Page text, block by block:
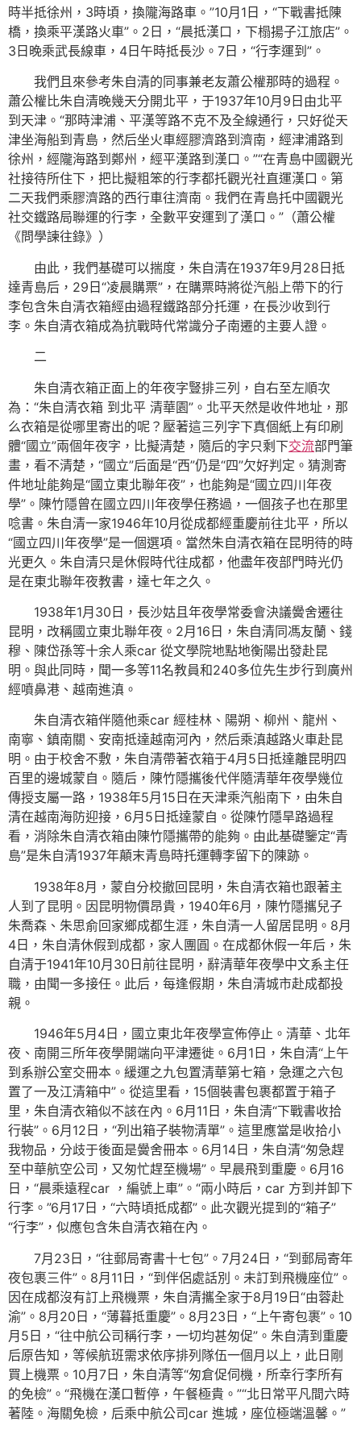
時半抵徐州，3時頃，換隴海路車。”10月1日，“下戰書抵陳
橋，換乘平漢路火車”。2日，“晨抵漢口，下榻揚子江旅店”。
3日晚乘武長線車，4日午時抵長沙。7日，“行李運到”。
我們且來參考朱自清的同事兼老友蕭公權那時的過程。
蕭公權比朱自清晚幾天分開北平，于1937年10月9日由北平
到天津。“那時津浦、平漢等路不克不及全線通行，只好從天
津坐海船到青島，然后坐火車經膠濟路到濟南，經津浦路到
徐州，經隴海路到鄭州，經平漢路到漢口。”“在青島中國觀光
社接待所住下，把比擬粗笨的行李都托觀光社直運漢口。第
二天我們乘膠濟路的西行車往濟南。我們在青島托中國觀光
社交鐵路局聯運的行李，全數平安運到了漢口。”（蕭公權
《問學諫往錄》）
由此，我們基礎可以揣度，朱自清在1937年9月28日抵
達青島后，29日“凌晨購票”，在購票時將從汽船上帶下的行
李包含朱自清衣箱經由過程鐵路部分托運，在長沙收到行
李。朱自清衣箱成為抗戰時代常識分子南遷的主要人證。
二
朱自清衣箱正面上的年夜字豎排三列，自右至左順次
為：“朱自清衣箱 到北平 清華園”。北平天然是收件地址，那
么衣箱是從哪里寄出的呢？壓著這三列字下真個紙上有印刷
體“國立”兩個年夜字，比擬清楚，隨后的字只剩下交流部門筆
畫，看不清楚，“國立”后面是“西”仍是“四”欠好判定。猜測寄
件地址能夠是“國立東北聯年夜”，也能夠是“國立四川年夜
學”。陳竹隱曾在國立四川年夜學任務過，一個孩子也在那里
唸書。朱自清一家1946年10月從成都經重慶前往北平，所以
“國立四川年夜學”是一個選項。當然朱自清衣箱在昆明待的時
光更久。朱自清只是休假時代往成都，他盡年夜部門時光仍
是在東北聯年夜教書，達七年之久。
1938年1月30日，長沙姑且年夜學常委會決議黌舍遷往
昆明，改稱國立東北聯年夜。2月16日，朱自清同馮友蘭、錢
穆、陳岱孫等十余人乘car 從文學院地點地衡陽出發赴昆
明。與此同時，聞一多等11名教員和240多位先生步行到廣州
經噴鼻港、越南進滇。
朱自清衣箱伴隨他乘car 經桂林、陽朔、柳州、龍州、
南寧、鎮南關、安南抵達越南河內，然后乘滇越路火車赴昆
明。由于校舍不敷，朱自清帶著衣箱于4月5日抵達離昆明四
百里的邊城蒙自。隨后，陳竹隱攜後代伴隨清華年夜學幾位
傳授支屬一路，1938年5月15日在天津乘汽船南下，由朱自
清在越南海防迎接，6月5日抵達蒙自。從陳竹隱旱路過程
看，消除朱自清衣箱由陳竹隱攜帶的能夠。由此基礎鑒定“青
島”是朱自清1937年顛末青島時托運轉李留下的陳跡。
1938年8月，蒙自分校撤回昆明，朱自清衣箱也跟著主
人到了昆明。因昆明物價昂貴，1940年6月，陳竹隱攜兒子
朱喬森、朱思俞回家鄉成都生涯，朱自清一人留居昆明。8月
4日，朱自清休假到成都，家人團圓。在成都休假一年后，朱
自清于1941年10月30日前往昆明，辭清華年夜學中文系主任
職，由聞一多接任。此后，每逢假期，朱自清城市赴成都投
親。
1946年5月4日，國立東北年夜學宣佈停止。清華、北年
夜、南開三所年夜學開端向平津遷徙。6月1日，朱自清“上午
到系辦公室交冊本。緩運之九包置清華第七箱，急運之六包
置了一及江清箱中”。從這里看，15個裝書包裹都置于箱子
里，朱自清衣箱似不該在內。6月11日，朱自清“下戰書收拾
行裝”。6月12日，“列出箱子裝物清單”。這里應當是收拾小
我物品，分歧于後面是黌舍冊本。6月14日，朱自清“匆急趕
至中華航空公司，又匆忙趕至機場”。早晨飛到重慶。6月16
日，“晨乘遠程car ，編號上車”。“兩小時后，car 方到并卸下
行李。”6月17日，“六時頃抵成都”。此次觀光提到的“箱子”
“行李”，似應包含朱自清衣箱在內。
7月23日，“往郵局寄書十七包”。7月24日，“到郵局寄年
夜包裹三件”。8月11日，“到伴侶處話別。未訂到飛機座位”。
因在成都沒有訂上飛機票，朱自清攜全家于8月19日“由蓉赴
渝”。8月20日，“薄暮抵重慶”。8月23日，“上午寄包裹”。10
月5日，“往中航公司稱行李，一切均甚匆促”。朱自清到重慶
后原告知，等候航班需求依序排列隊伍一個月以上，此日剛
買上機票。10月7日，朱自清等“匆倉促伺機，所幸行李所有
的免檢”。“飛機在漢口暫停，午餐極貴。”“北日常平凡間六時
著陸。海關免檢，后乘中航公司car 進城，座位極端溫馨。”